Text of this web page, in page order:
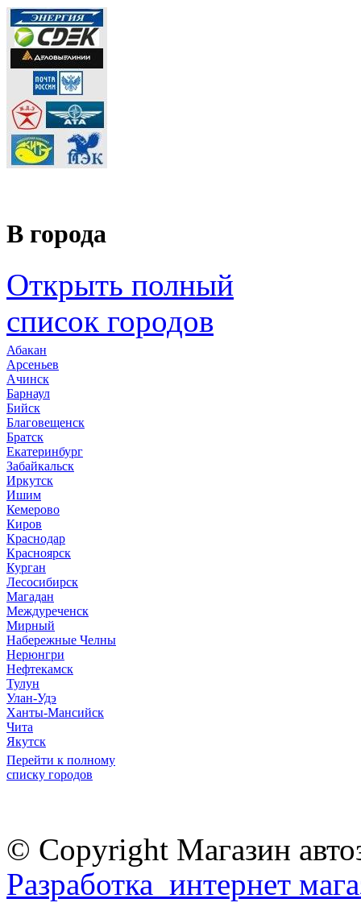
В города
Открыть полный
список городов
Абакан
Арсеньев
Ачинск
Барнаул
Бийск
Благовещенск
Братск
Екатеринбург
Забайкальск
Иркутск
Ишим
Кемерово
Киров
Краснодар
Красноярск
Курган
Лесосибирск
Магадан
Междуреченск
Мирный
Набережные Челны
Нерюнгри
Нефтекамск
Тулун
Улан-Удэ
Ханты-Мансийск
Чита
Якутск
Перейти к полному
списку городов
© Copyright Магазин
Разработка интернет